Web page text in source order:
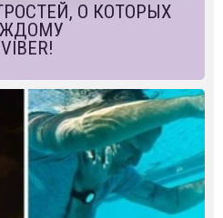
О КОТОРЫХ